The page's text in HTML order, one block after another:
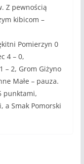
Z pewnością
kibicom –
Pomierzyn 0
4 – 0,
– 2, Grom Giżyno
Małe – pauza.
punktami,
a Smak Pomorski